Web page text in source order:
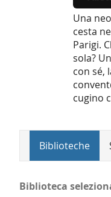
Una
cesta
Parigi.
sola?
con sé,
cugino
Biblioteche
Biblioteca